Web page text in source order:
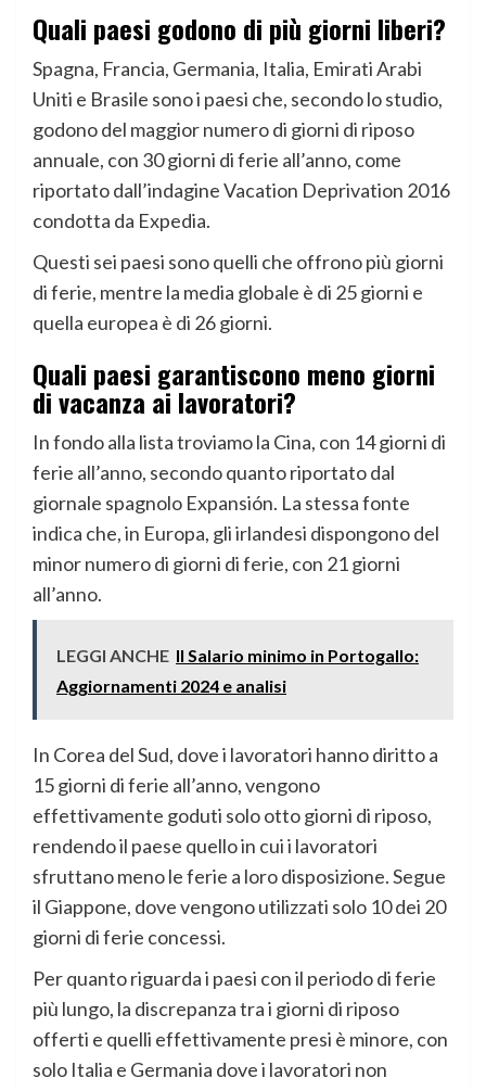
Quali paesi godono di più giorni liberi?
Spagna, Francia, Germania, Italia, Emirati Arabi
Uniti e Brasile sono i paesi che, secondo lo studio,
godono del maggior numero di giorni di riposo
annuale, con 30 giorni di ferie all’anno, come
riportato dall’indagine Vacation Deprivation 2016
condotta da Expedia.
Questi sei paesi sono quelli che offrono più giorni
di ferie, mentre la media globale è di 25 giorni e
quella europea è di 26 giorni.
Quali paesi garantiscono meno giorni
di vacanza ai lavoratori?
In fondo alla lista troviamo la Cina, con 14 giorni di
ferie all’anno, secondo quanto riportato dal
giornale spagnolo Expansión. La stessa fonte
indica che, in Europa, gli irlandesi dispongono del
minor numero di giorni di ferie, con 21 giorni
all’anno.
LEGGI ANCHE Il Salario minimo in Portogallo:
Aggiornamenti 2024 e analisi
In Corea del Sud, dove i lavoratori hanno diritto a
15 giorni di ferie all’anno, vengono
effettivamente goduti solo otto giorni di riposo,
rendendo il paese quello in cui i lavoratori
sfruttano meno le ferie a loro disposizione. Segue
il Giappone, dove vengono utilizzati solo 10 dei 20
giorni di ferie concessi.
Per quanto riguarda i paesi con il periodo di ferie
più lungo, la discrepanza tra i giorni di riposo
offerti e quelli effettivamente presi è minore, con
solo Italia e Germania dove i lavoratori non